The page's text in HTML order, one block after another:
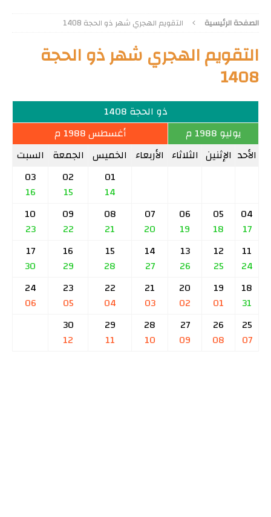
الصفحة الرئيسية التقويم الهجري شهر ذو الحجة 1408
التقويم الهجري شهر ذو الحجة
1408
ذو الحجة 1408
يوليو 1988 م
أغسطس 1988 م
الأحد الإثنين الثلاثاء الأربعاء الخميس الجمعة السبت
01
14
02
15
03
16
04
17
05
18
06
19
07
20
08
21
09
22
10
23
11
24
12
25
13
26
14
27
15
28
16
29
17
30
18
31
19
01
20
02
21
03
22
04
23
05
24
06
25
07
26
08
27
09
28
10
29
11
30
12